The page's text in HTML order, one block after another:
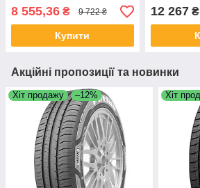
8 555,36 ₴ 9 722 ₴
Купити
12 267₴
Акційні пропозиції та новинки
Хіт продажу –12% Хіт